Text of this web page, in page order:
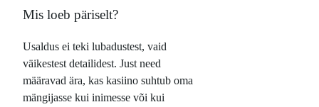
Mis loeb päriselt?
Usaldus ei teki lubadustest, vaid
väikestest detailidest. Just need
määravad ära, kas kasiino suhtub oma
mängijasse kui inimesse või kui